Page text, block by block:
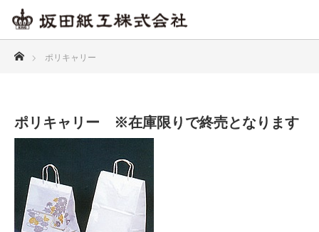
ポリキャリー
ポリキャリー ※在庫限りで終売となります